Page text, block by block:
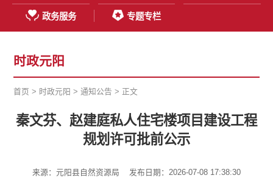
政务服务 专题专栏
时政元阳
首页 > 时政元阳 >通知公告 > 正文
秦文芬、赵建庭私人住宅楼项目建设工程
规划许可批前公示
来源：元阳县自然资源局
发布日期：2026-07-08 17:38:30